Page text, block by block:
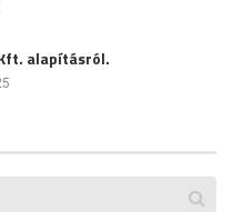
alapításról.